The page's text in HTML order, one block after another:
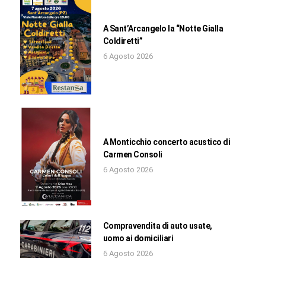
A Sant’Arcangelo la “Notte Gialla
Coldiretti”
6 Agosto 2026
A Monticchio concerto acustico di
Carmen Consoli
6 Agosto 2026
Compravendita di auto usate,
uomo ai domiciliari
6 Agosto 2026